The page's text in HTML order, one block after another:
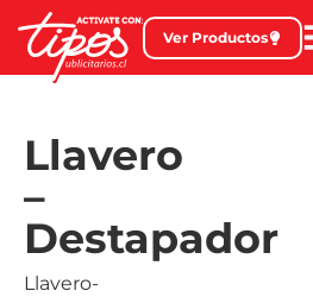
Ver Productos
Llavero
–
Destapador
Llavero-